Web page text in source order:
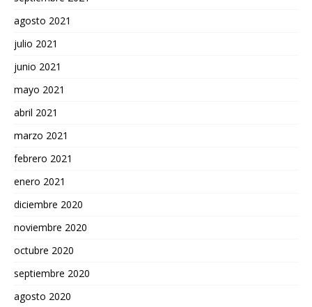
agosto 2021
julio 2021
junio 2021
mayo 2021
abril 2021
marzo 2021
febrero 2021
enero 2021
diciembre 2020
noviembre 2020
octubre 2020
septiembre 2020
agosto 2020